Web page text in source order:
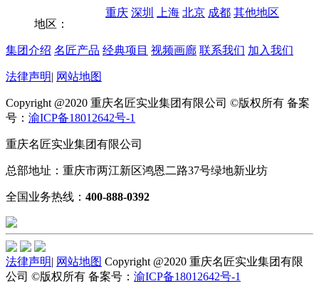
地区：
重庆 深圳 上海 北京 成都 其他地区
集团介绍 名匠产品 经典项目 视频画廊 联系我们 加入我们
法律声明| 网站地图
Copyright @2020 重庆名匠实业集团有限公司 ©版权所有 备案
号： 渝ICP备18012642号-1
重庆名匠实业集团有限公司
总部地址：重庆市两江新区鸿恩二路37号绿地新业坊
全国业务热线： 400-888-0392
法律声明| 网站地图 Copyright @2020 重庆名匠实业集团有限
公司 ©版权所有 备案号： 渝ICP备18012642号-1